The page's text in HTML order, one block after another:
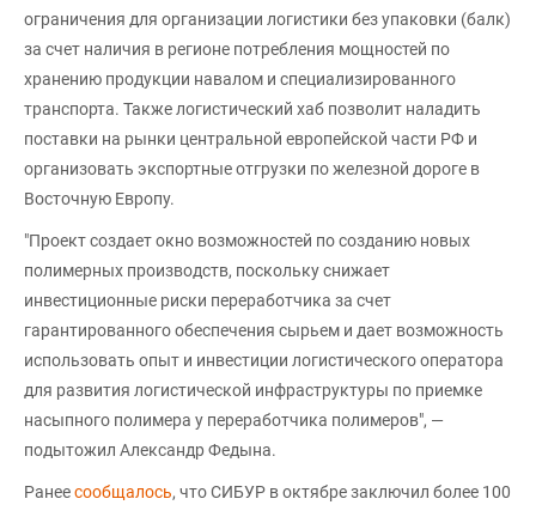
ограничения для организации логистики без упаковки (балк)
за счет наличия в регионе потребления мощностей по
хранению продукции навалом и специализированного
транспорта. Также логистический хаб позволит наладить
поставки на рынки центральной европейской части РФ и
организовать экспортные отгрузки по железной дороге в
Восточную Европу.
"Проект создает окно возможностей по созданию новых
полимерных производств, поскольку снижает
инвестиционные риски переработчика за счет
гарантированного обеспечения сырьем и дает возможность
использовать опыт и инвестиции логистического оператора
для развития логистической инфраструктуры по приемке
насыпного полимера у переработчика полимеров", —
подытожил Александр Федына.
Ранеесообщалось, что СИБУР в октябре заключил более 100